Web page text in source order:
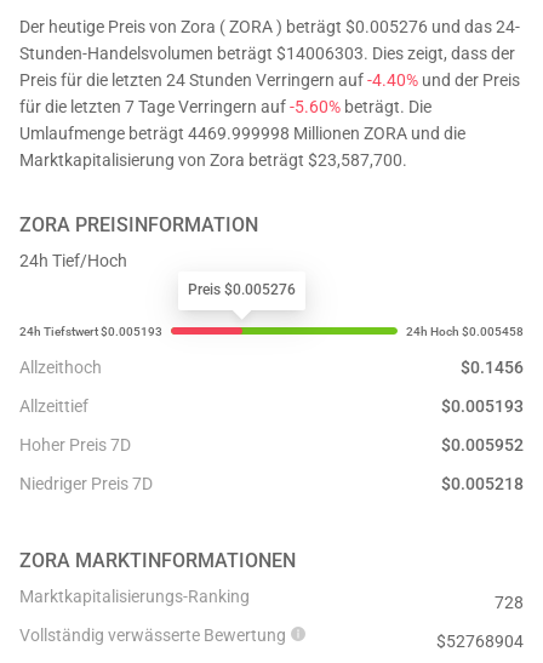
Der heutige Preis von Zora ( ZORA ) beträgt $0.005276 und das 24-
Stunden-Handelsvolumen beträgt $14006303. Dies zeigt, dass der
Preis für die letzten 24 Stunden Verringern auf-4.40% und der Preis
für die letzten 7 Tage Verringern auf-5.60% beträgt. Die
Umlaufmenge beträgt 4469.999998 Millionen ZORA und die
Marktkapitalisierung von Zora beträgt $23,587,700.
ZORA PREISINFORMATION
24h Tief/Hoch
Preis $0.005276
Allzeithoch $0.1456
Allzeittief
$0.005193
Hoher Preis 7D
$0.005952
Niedriger Preis 7D
$0.005218
ZORA MARKTINFORMATIONEN
Marktkapitalisierungs-Ranking
728
Vollständig verwässerte Bewertung
$52768904